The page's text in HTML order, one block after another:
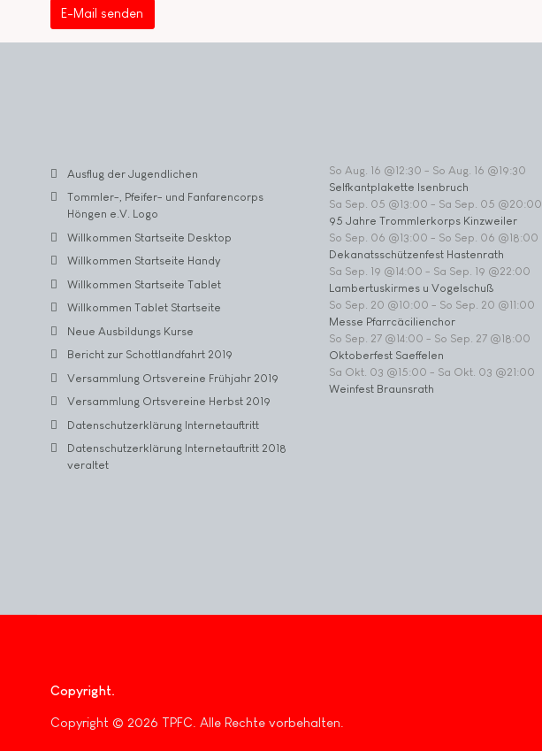
E-Mail senden
Ausflug der Jugendlichen
Tommler-, Pfeifer- und Fanfarencorps
Höngen e.V. Logo
Willkommen Startseite Desktop
Willkommen Startseite Handy
Willkommen Startseite Tablet
Willkommen Tablet Startseite
Neue Ausbildungs Kurse
Bericht zur Schottlandfahrt 2019
Versammlung Ortsvereine Frühjahr 2019
Versammlung Ortsvereine Herbst 2019
Datenschutzerklärung Internetauftritt
Datenschutzerklärung Internetauftritt 2018
veraltet
So Aug. 16 @12:30 - So Aug. 16 @19:30
Selfkantplakette Isenbruch
Sa Sep. 05 @13:00 - Sa Sep. 05 @20:00
95 Jahre Trommlerkorps Kinzweiler
So Sep. 06 @13:00 - So Sep. 06 @18:00
Dekanatsschützenfest Hastenrath
Sa Sep. 19 @14:00 - Sa Sep. 19 @22:00
Lambertuskirmes u Vogelschuß
So Sep. 20 @10:00 - So Sep. 20 @11:00
Messe Pfarrcäcilienchor
So Sep. 27 @14:00 - So Sep. 27 @18:00
Oktoberfest Saeffelen
Sa Okt. 03 @15:00 - Sa Okt. 03 @21:00
Weinfest Braunsrath
Copyright
Copyright © 2026 TPFC. Alle Rechte vorbehalten.